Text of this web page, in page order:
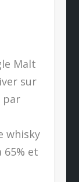
Malt
sur
par
whisky
et